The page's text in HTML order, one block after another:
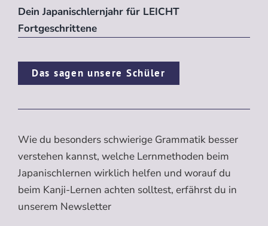
Dein Japanischlernjahr für LEICHT
Fortgeschrittene
Das sagen unsere Schüler
Wie du besonders schwierige Grammatik besser
verstehen kannst, welche Lernmethoden beim
Japanischlernen wirklich helfen und worauf du
beim Kanji-Lernen achten solltest, erfährst du in
unserem Newsletter